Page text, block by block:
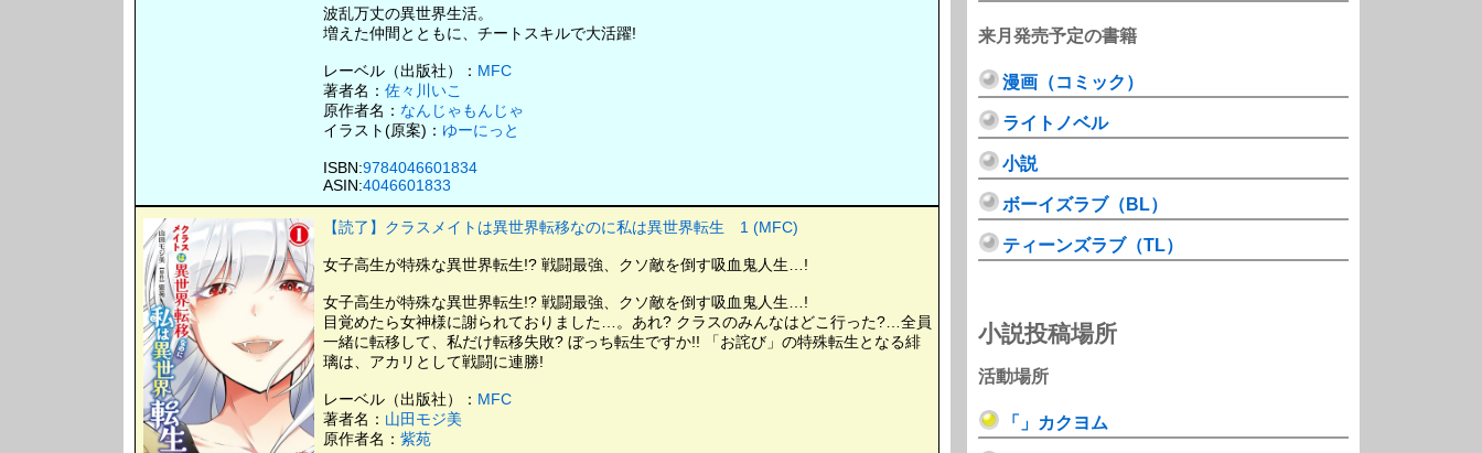
波乱万丈の異世界生活。
増えた仲間とともに、チートスキルで大活躍!
レーベル（出版社）： MFC
著者名： 佐々川いこ
原作者名： なんじゃもんじゃ
イラスト(原案)： ゆーにっと
ISBN:9784046601834
ASIN:4046601833
【読了】クラスメイトは異世界転移なのに私は異世界転生 1 (MFC)
女子高生が特殊な異世界転生!? 戦闘最強、クソ敵を倒す吸血鬼人生…!
女子高生が特殊な異世界転生!? 戦闘最強、クソ敵を倒す吸血鬼人生…!
目覚めたら女神様に謝られておりました…。あれ? クラスのみんなはどこ行った?…全員
一緒に転移して、私だけ転移失敗? ぼっち転生ですか!! 「お詫び」の特殊転生となる緋
璃は、アカリとして戦闘に連勝!
レーベル（出版社）： MFC
著者名： 山田モジ美
原作者名： 紫苑
来月発売予定の書籍
漫画（コミック）
ライトノベル
小説
ボーイズラブ（BL）
ティーンズラブ（TL）
小説投稿場所
活動場所
「」カクヨム